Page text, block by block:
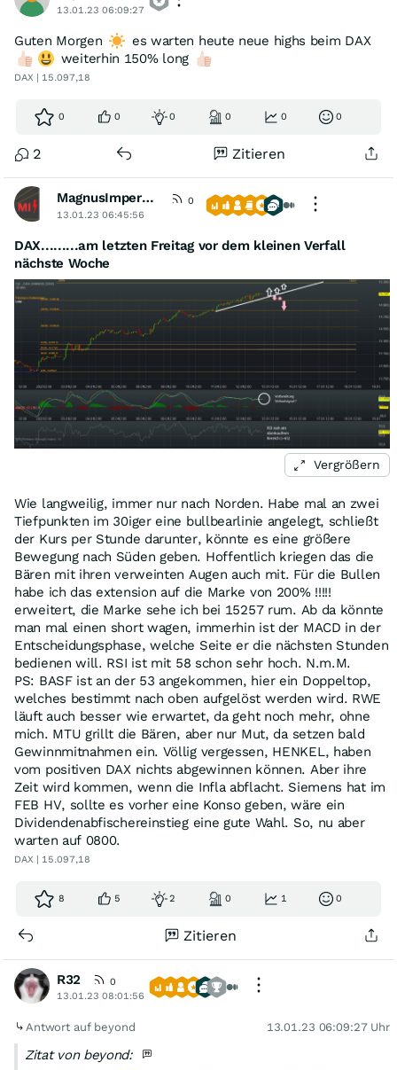
13.01.23 06:09:27
Guten Morgen
es warten heute neue highs beim DAX
weiterhin 150% long
DAX | 15.097,18
0 0 0 0 0 0
2 Zitieren
MagnusImperata
0
13.01.23 06:45:56
DAX.........am letzten Freitag vor dem kleinen Verfall
nächste Woche
Vergrößern
Wie langweilig, immer nur nach Norden. Habe mal an zwei
Tiefpunkten im 30iger eine bullbearlinie angelegt, schließt
der Kurs per Stunde darunter, könnte es eine größere
Bewegung nach Süden geben. Hoffentlich kriegen das die
Bären mit ihren verweinten Augen auch mit. Für die Bullen
habe ich das extension auf die Marke von 200% !!!!!
erweitert, die Marke sehe ich bei 15257 rum. Ab da könnte
man mal einen short wagen, immerhin ist der MACD in der
Entscheidungsphase, welche Seite er die nächsten Stunden
bedienen will. RSI ist mit 58 schon sehr hoch. N.m.M.
PS: BASF ist an der 53 angekommen, hier ein Doppeltop,
welches bestimmt nach oben aufgelöst werden wird. RWE
läuft auch besser wie erwartet, da geht noch mehr, ohne
mich. MTU grillt die Bären, aber nur Mut, da setzen bald
Gewinnmitnahmen ein. Völlig vergessen, HENKEL, haben
vom positiven DAX nichts abgewinnen können. Aber ihre
Zeit wird kommen, wenn die Infla abflacht. Siemens hat im
FEB HV, sollte es vorher eine Konso geben, wäre ein
Dividendenabfischereinstieg eine gute Wahl. So, nu aber
warten auf 0800.
DAX | 15.097,18
8 5 2 0 1 0
Zitieren
R32
0
13.01.23 08:01:56
Antwort auf beyond 13.01.23 06:09:27 Uhr
Zitat von beyond: